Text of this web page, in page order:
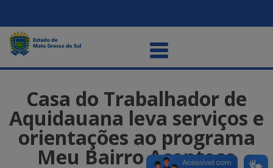
Casa do Trabalhador de
Aquidauana leva serviços e
orientações ao programa
Meu Bairro Acontece